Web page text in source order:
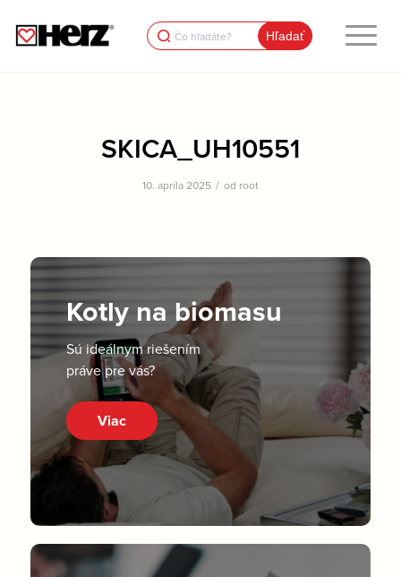
Search
for:
SKICA_UH10551
10. apríla 2025 / od root
Kotly na biomasu
Sú ideálnym riešením
práve pre vás?
Viac